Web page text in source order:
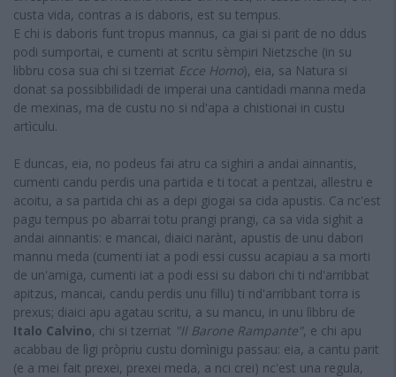
custa vida, contras a is daboris, est su tempus.
E chi is daboris funt tropus mannus, ca giai si parit de no ddus
podi sumportai, e cumenti at scritu sèmpiri Nietzsche (in su
libbru cosa sua chi si tzerriat Ecce Homo), eia, sa Natura si
donat sa possibbilidadi de imperai una cantidadi manna meda
de mexinas, ma de custu no si nd'apa a chistionai in custu
artìculu.
E duncas, eia, no podeus fai atru ca sighiri a andai ainnantis,
cumenti candu perdis una partida e ti tocat a pentzai, allestru e
acoitu, a sa partida chi as a depi giogai sa cida apustis. Ca nc'est
pagu tempus po abarrai totu prangi prangi, ca sa vida sighit a
andai ainnantis: e mancai, diaici narànt, apustis de unu dabori
mannu meda (cumenti iat a podi essi cussu acapiau a sa morti
de un'amiga, cumenti iat a podi essi su dabori chi ti nd'arribbat
apitzus, mancai, candu perdis unu fillu) ti nd'arribbant torra is
prexus; diaici apu agatau scritu, a su mancu, in unu lìbbru de
Italo Calvino, chi si tzerriat "Il Barone Rampante", e chi apu
acabbau de lìgi pròpriu custu domìnigu passau: eia, a cantu parit
(e a mei fait prexei, prexei meda, a nci crei) nc'est una regula,